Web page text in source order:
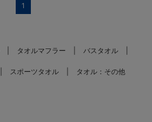
1
タオルマフラー バスタオル
スポーツタオル タオル：その他